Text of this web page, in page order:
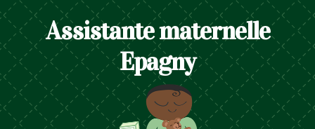
Assistante maternelle
Epagny